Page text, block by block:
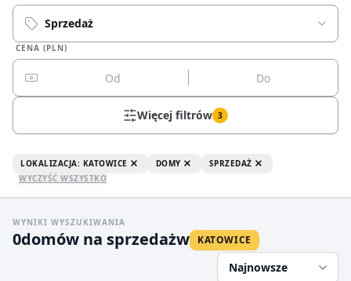
Sprzedaż
CENA (PLN)
Więcej filtrów 3
LOKALIZACJA: KATOWICE DOMY
SPRZEDAŻ
WYCZYŚĆ WSZYSTKO
WYNIKI WYSZUKIWANIA
0domów na sprzedażw KATOWICE
Najnowsze